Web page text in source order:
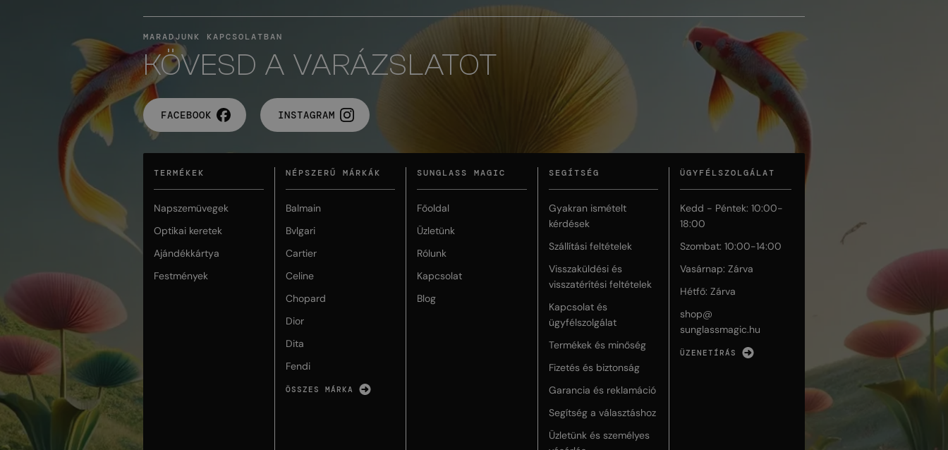
MARADJUNK KAPCSOLATBAN
KÖVESD A VARÁZSLATOT
FACEBOOK INSTAGRAM
TERMÉKEK
Napszemüvegek
Optikai keretek
Ajándékkártya
Festmények
NÉPSZERŰ MÁRKÁK
Balmain
Bvlgari
Cartier
Celine
Chopard
Dior
Dita
Fendi
ÖSSZES MÁRKA
SUNGLASS MAGIC
Főoldal
Üzletünk
Rólunk
Kapcsolat
Blog
SEGÍTSÉG
Gyakran ismételt
kérdések
Szállítási feltételek
Visszaküldési és
visszatérítési feltételek
Kapcsolat és
ügyfélszolgálat
Termékek és minőség
Fizetés és biztonság
Garancia és reklamáció
Segítség a választáshoz
Üzletünk és személyes
ÜGYFÉLSZOLGÁLAT
Kedd - Péntek: 10:00-
18:00
Szombat: 10:00-14:00
Vasárnap: Zárva
Hétfő: Zárva
shop@
sunglassmagic.hu
ÜZENETÍRÁS